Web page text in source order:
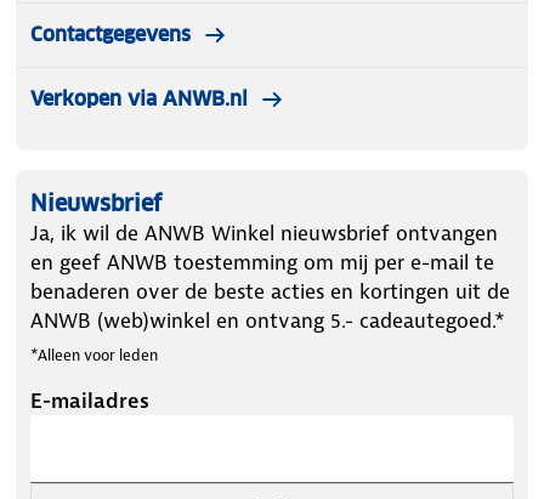
Contactgegevens
Verkopen via ANWB.nl
Nieuwsbrief
Ja, ik wil de ANWB Winkel nieuwsbrief ontvangen
en geef ANWB toestemming om mij per e-mail te
benaderen over de beste acties en kortingen uit de
ANWB (web)winkel en ontvang 5.- cadeautegoed.*
*Alleen voor leden
E-mailadres